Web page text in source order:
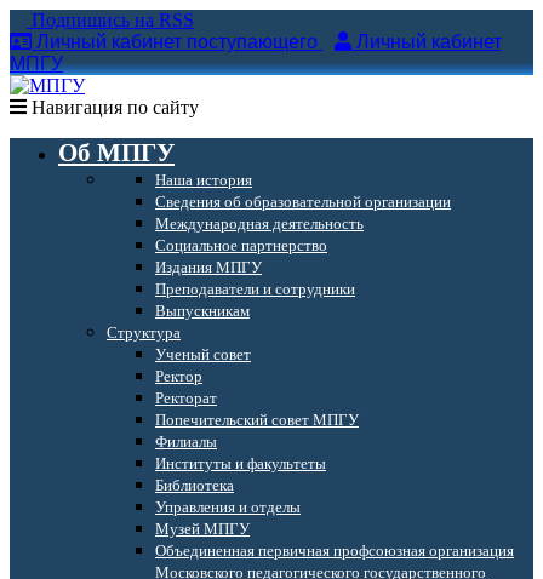
Подпишись на RSS
Личный кабинет поступающего
Личный кабинет
МПГУ
Навигация по сайту
Об МПГУ
Наша история
Сведения об образовательной организации
Международная деятельность
Социальное партнерство
Издания МПГУ
Преподаватели и сотрудники
Выпускникам
Структура
Ученый совет
Ректор
Ректорат
Попечительский совет МПГУ
Филиалы
Институты и факультеты
Библиотека
Управления и отделы
Музей МПГУ
Объединенная первичная профсоюзная организация
Московского педагогического государственного